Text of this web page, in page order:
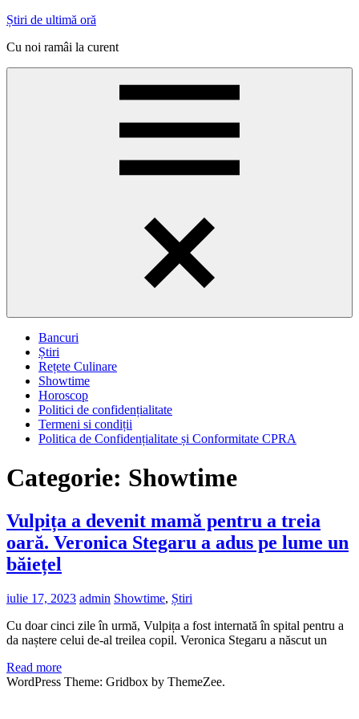
Skip
content
Știri de ultimă oră
Cu noi ramâi la curent
Bancuri
Știri
Rețete Culinare
Showtime
Horoscop
Politici de confidențialitate
Termeni si condiții
Politica de Confidențialitate și Conformitate CPRA
Categorie: Showtime
Vulpița a devenit mamă pentru a treia
oară. Veronica Stegaru a adus pe lume un
băiețel
iulie 17, 2023 admin Showtime, Știri
Cu doar cinci zile în urmă, Vulpița a fost internată în spital pentru a
da naștere celui de-al treilea copil. Veronica Stegaru a născut un
Read more
WordPress Theme: Gridbox by ThemeZee.